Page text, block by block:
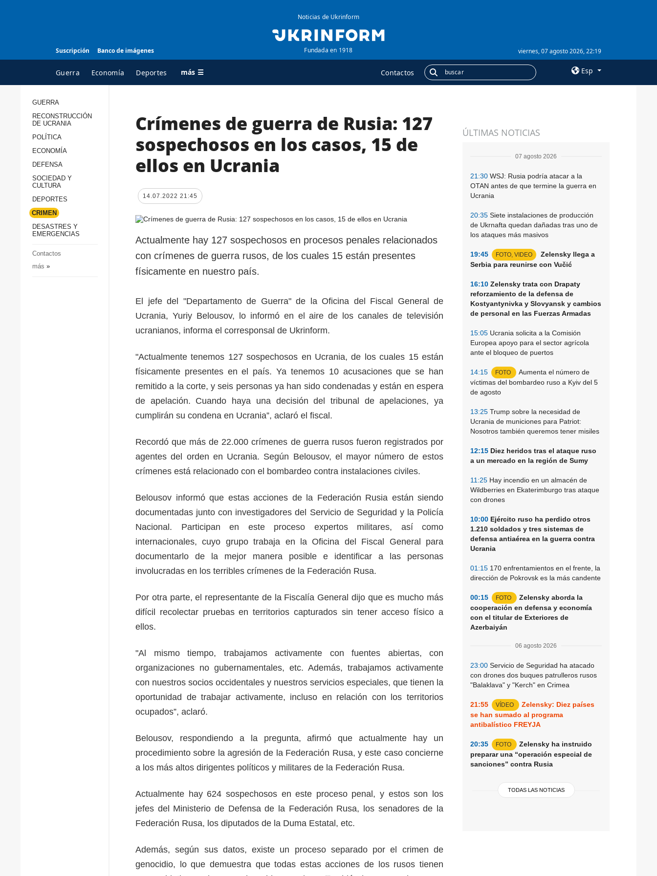
Suscripción Banco de imágenes
Noticias de Ukrinform
Fundada en 1918 viernes, 07 agosto 2026, 22:19
Guerra Economía Deportes más ☰ Contactos Esp
TODAS LAS
Reconstrucción de
Sociedad y Cultura
AGENCIA
sobre la agencia
contacto
condiciones de
protección de datos
ADICIONAL
Publicaciones
Suscripción
GUERRA
RECONSTRUCCIÓN
DE UCRANIA
POLÍTICA
ECONOMÍA
DEFENSA
SOCIEDAD Y
CULTURA
DEPORTES
CRIMEN
DESASTRES Y
EMERGENCIAS
Contactos
más »
ÚLTIMAS NOTICIAS
07 agosto 2026
21:30 WSJ: Rusia podría atacar a la
OTAN antes de que termine la guerra en
Ucrania
20:35 Siete instalaciones de producción
de Ukrnafta quedan dañadas tras uno de
los ataques más masivos
19:45 FOTO, VIDEO
Zelensky llega a
Serbia para reunirse con Vučić
16:10 Zelensky trata con Drapaty
reforzamiento de la defensa de
Kostyantynivka y Slovyansk y cambios
de personal en las Fuerzas Armadas
15:05 Ucrania solicita a la Comisión
Europea apoyo para el sector agrícola
ante el bloqueo de puertos
14:15 FOTO
Aumenta el número de
víctimas del bombardeo ruso a Kyiv del 5
de agosto
13:25 Trump sobre la necesidad de
Ucrania de municiones para Patriot:
Nosotros también queremos tener misiles
12:15 Diez heridos tras el ataque ruso
a un mercado en la región de Sumy
11:25 Hay incendio en un almacén de
Wildberries en Ekaterimburgo tras ataque
con drones
10:00 Ejército ruso ha perdido otros
1.210 soldados y tres sistemas de
defensa antiaérea en la guerra contra
Ucrania
01:15 170 enfrentamientos en el frente, la
dirección de Pokrovsk es la más candente
00:15 FOTO
Zelensky aborda la
cooperación en defensa y economía
con el titular de Exteriores de
Azerbaiyán
06 agosto 2026
23:00 Servicio de Seguridad ha atacado
con drones dos buques patrulleros rusos
"Balaklava" y "Kerch" en Crimea
21:55 VÍDEO
Zelensky: Diez países
se han sumado al programa
antibalístico FREYJA
20:35 FOTO
Zelensky ha instruido
preparar una “operación especial de
sanciones” contra Rusia
TODAS LAS NOTICIAS
Crímenes de guerra de Rusia: 127
sospechosos en los casos, 15 de
ellos en Ucrania
14.07.2022 21:45
Actualmente hay 127 sospechosos en procesos penales relacionados
con crímenes de guerra rusos, de los cuales 15 están presentes
físicamente en nuestro país.
El jefe del "Departamento de Guerra" de la Oficina del Fiscal General de
Ucrania, Yuriy Belousov, lo informó en el aire de los canales de televisión
ucranianos, informa el corresponsal de Ukrinform.
"Actualmente tenemos 127 sospechosos en Ucrania, de los cuales 15 están
físicamente presentes en el país. Ya tenemos 10 acusaciones que se han
remitido a la corte, y seis personas ya han sido condenadas y están en espera
de apelación. Cuando haya una decisión del tribunal de apelaciones, ya
cumplirán su condena en Ucrania”, aclaró el fiscal.
Recordó que más de 22.000 crímenes de guerra rusos fueron registrados por
agentes del orden en Ucrania. Según Belousov, el mayor número de estos
crímenes está relacionado con el bombardeo contra instalaciones civiles.
Belousov informó que estas acciones de la Federación Rusia están siendo
documentadas junto con investigadores del Servicio de Seguridad y la Policía
Nacional. Participan en este proceso expertos militares, así como
internacionales, cuyo grupo trabaja en la Oficina del Fiscal General para
documentarlo de la mejor manera posible e identificar a las personas
involucradas en los terribles crímenes de la Federación Rusa.
Por otra parte, el representante de la Fiscalía General dijo que es mucho más
difícil recolectar pruebas en territorios capturados sin tener acceso físico a
ellos.
"Al mismo tiempo, trabajamos activamente con fuentes abiertas, con
organizaciones no gubernamentales, etc. Además, trabajamos activamente
con nuestros socios occidentales y nuestros servicios especiales, que tienen la
oportunidad de trabajar activamente, incluso en relación con los territorios
ocupados”, aclaró.
Belousov, respondiendo a la pregunta, afirmó que actualmente hay un
procedimiento sobre la agresión de la Federación Rusa, y este caso concierne
a los más altos dirigentes políticos y militares de la Federación Rusa.
Actualmente hay 624 sospechosos en este proceso penal, y estos son los
jefes del Ministerio de Defensa de la Federación Rusa, los senadores de la
Federación Rusa, los diputados de la Duma Estatal, etc.
Además, según sus datos, existe un proceso separado por el crimen de
genocidio, lo que demuestra que todas estas acciones de los rusos tienen